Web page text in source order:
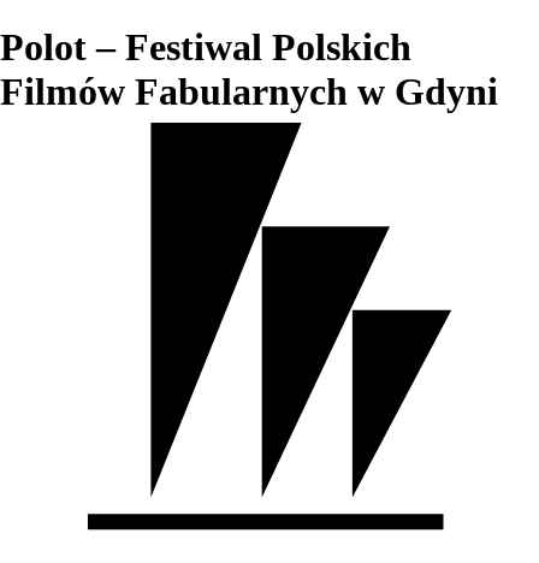
Polot – Festiwal Polskich
Filmów Fabularnych w Gdyni